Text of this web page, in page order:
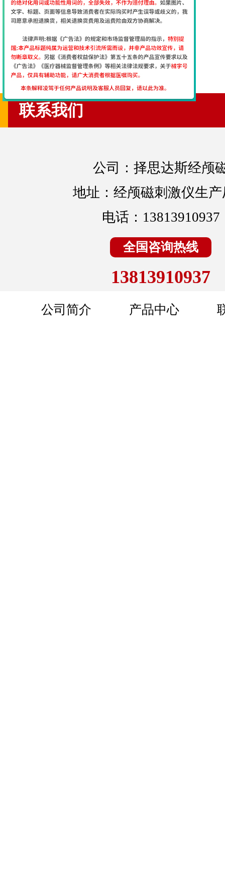
上一篇：癫痫的常见病因
下一篇：儿童癫痫病早期症状
联系我们
公司：择思达斯经颅
地址：经颅磁刺激仪生产
电话：13813910937
全国咨询热线
13813910937
公司简介 产品中心